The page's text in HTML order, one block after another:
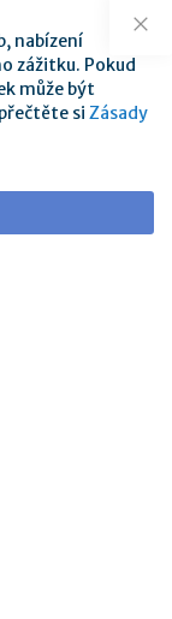
nabízení
zážitku. Pokud
může být
si Zásady